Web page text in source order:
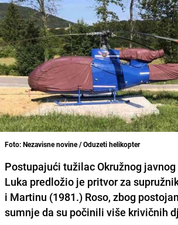
Foto: Nezavisne novine / Oduzeti helikopter
Postupajući tužilac Okružnog
Luka predložio je pritvor za
i Martinu (1981.) Roso, zbog
sumnje da su počinili više krivičnih